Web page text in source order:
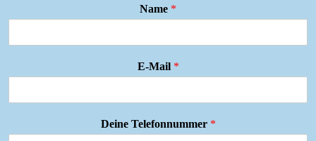
Name *
E-Mail *
Deine Telefonnummer *